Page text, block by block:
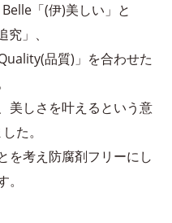
「(伊)美しい」と
」、
品質)」を合わせた
美しさを叶えるという意
た。
を考え防腐剤フリーにし